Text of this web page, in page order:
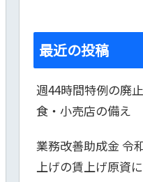
最近の投稿
週44時間特例の廃
食・小売店の備え
業務改善助成金 令
上げの賃上げ原資に